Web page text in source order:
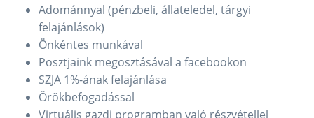
Adománnyal (pénzbeli, állateledel, tárgyi
felajánlások)
Önkéntes munkával
Posztjaink megosztásával a facebookon
SZJA 1%-ának felajánlása
Örökbefogadással
Virtuális gazdi programban való részvétellel